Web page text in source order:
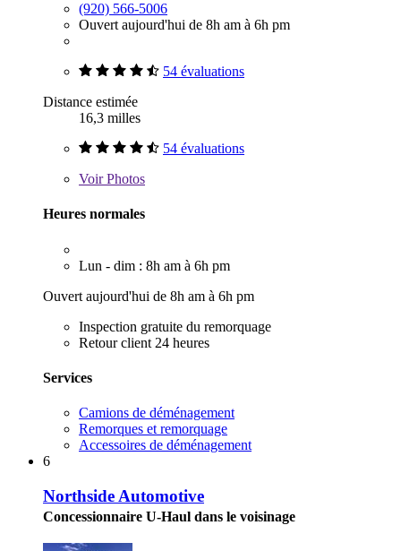
(920) 566-5006
Ouvert aujourd'hui de 8h am à 6h pm
54 évaluations
Distance estimée
16,3 milles
54 évaluations
VoirPhotos
Heures normales
Lun - dim : 8h am à 6h pm
Ouvert aujourd'hui de 8h am à 6h pm
Inspection gratuite du remorquage
Retour client 24 heures
Services
Camions de déménagement
Remorques et remorquage
Accessoires de déménagement
6
Northside Automotive
Concessionnaire U-Haul dans le voisinage